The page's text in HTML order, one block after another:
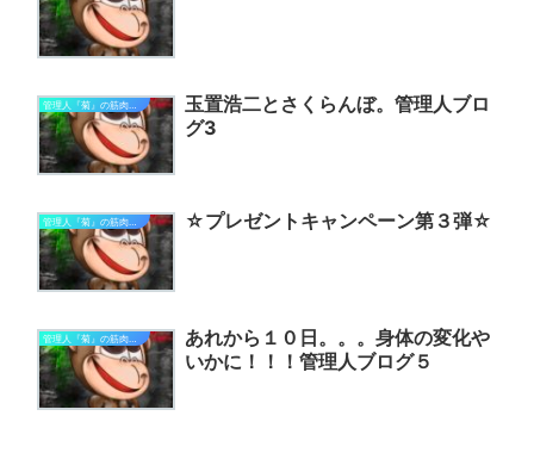
玉置浩二とさくらんぼ。管理人ブロ
グ3
管理人『菊』の筋肉ブログ ☆プレゼントキャンペーン第３弾☆
管理人『菊』の筋肉ブログ
あれから１０日。。。身体の変化や
いかに！！！管理人ブログ５